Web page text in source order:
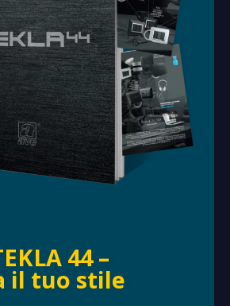
44 –
il tuo stile